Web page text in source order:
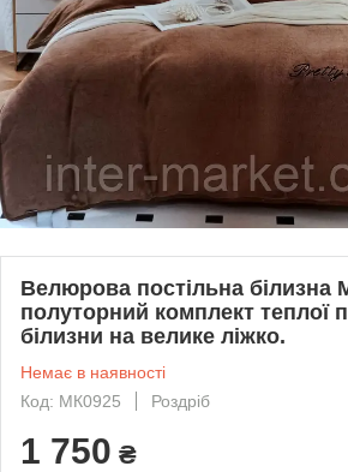
Велюрова постільна білизна
полуторний комплект теплої
білизни на велике ліжко.
Немає в наявності
Код: МК0925
Роздріб
1 750 ₴